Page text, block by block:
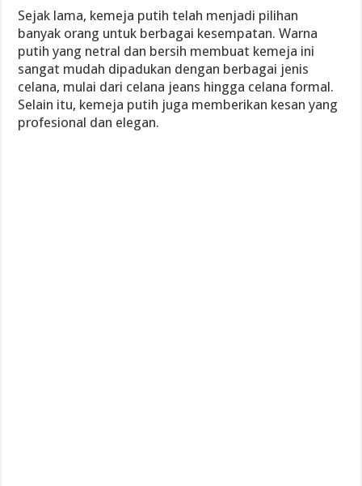
Sejak lama, kemeja putih telah menjadi pilihan
banyak orang untuk berbagai kesempatan. Warna
putih yang netral dan bersih membuat kemeja ini
sangat mudah dipadukan dengan berbagai jenis
celana, mulai dari celana jeans hingga celana formal.
Selain itu, kemeja putih juga memberikan kesan yang
profesional dan elegan.